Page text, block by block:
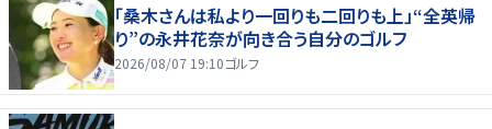
「桑木さんは私より一回りも二回りも上」“全英帰
り”の永井花奈が向き合う自分のゴルフ
2026/08/07 19:10ゴルフ